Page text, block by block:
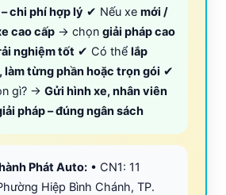
chi phí hợp lý ✔ Nếu xe mới /
cao cấp → chọn giải pháp cao
nghiệm tốt ✔ Có thể lắp
làm từng phần hoặc trọn gói ✔
gì? → Gửi hình xe, nhân viên
pháp – đúng ngân sách
Phát Auto: • CN1: 11
Hiệp Bình Chánh, TP.